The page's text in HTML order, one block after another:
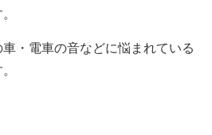
・電車の音などに悩まれている